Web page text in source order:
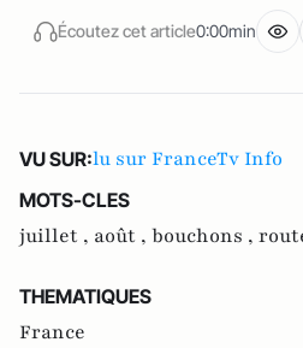
Écoutez cet article0:00min
VU SUR:lu sur FranceTv Info
MOTS-CLES
juillet , août , bouchons ,
THEMATIQUES
France